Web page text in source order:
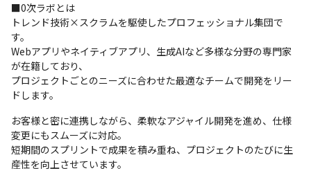
■0次ラボとは
トレンド技術×スクラムを駆使したプロフェッショナル集団で
す。
Webアプリやネイティブアプリ、生成AIなど多様な分野の専門家
が在籍しており、
プロジェクトごとのニーズに合わせた最適なチームで開発をリー
ドします。
お客様と密に連携しながら、柔軟なアジャイル開発を進め、仕様
変更にもスムーズに対応。
短期間のスプリントで成果を積み重ね、プロジェクトのたびに生
産性を向上させています。